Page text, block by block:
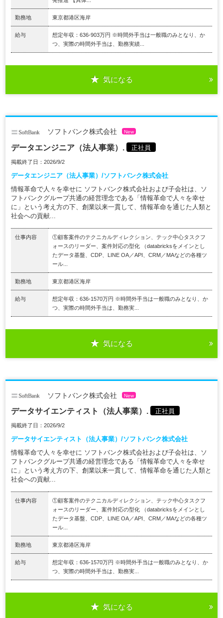
勤務地 東京都港区海岸
給与
想定年収：636-903万円 ※時間外手当は一般職のみとなり、か
つ、実際の時間外手当は、勤務実績...
気になる
ソフトバンク株式会社 New
データエンジニア（法人事業）. 正社員
掲載終了日：2026/9/2
データエンジニア（法人事業）/ソフトバンク株式会社
情報革命で人々を幸せに ソフトバンク株式会社および子会社は、ソ
フトバンクグループ共通の経営理念である「情報革命で人々を幸せ
に」という考え方の下、創業以来一貫して、情報革命を通じた人類と
社会への貢献...
仕事内容
①顧客案件のテクニカルディレクション、テック中心タスクフ
ォースのリーダー、案件対応の型化 （databricksをメインとし
たデータ基盤、CDP、LINE OA／API、CRM／MAなどの各種ツ
ール...
勤務地 東京都港区海岸
給与
想定年収：636-1570万円 ※時間外手当は一般職のみとなり、か
つ、実際の時間外手当は、勤務実...
気になる
ソフトバンク株式会社 New
データサイエンティスト（法人事業）. 正社員
掲載終了日：2026/9/2
データサイエンティスト（法人事業）/ソフトバンク株式会社
情報革命で人々を幸せに ソフトバンク株式会社および子会社は、ソ
フトバンクグループ共通の経営理念である「情報革命で人々を幸せ
に」という考え方の下、創業以来一貫して、情報革命を通じた人類と
社会への貢献...
仕事内容
①顧客案件のテクニカルディレクション、テック中心タスクフ
ォースのリーダー、案件対応の型化 （databricksをメインとし
たデータ基盤、CDP、LINE OA／API、CRM／MAなどの各種ツ
ール...
勤務地 東京都港区海岸
給与
想定年収：636-1570万円 ※時間外手当は一般職のみとなり、か
つ、実際の時間外手当は、勤務実...
気になる